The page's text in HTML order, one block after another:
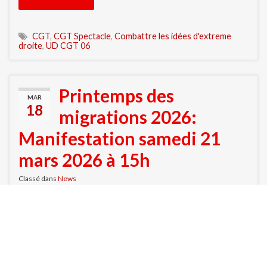
CGT, CGT Spectacle, Combattre les idées d'extreme
droite, UD CGT 06
MAR
18
Printemps des
migrations 2026:
Manifestation samedi 21
mars 2026 à 15h
Classé dans News